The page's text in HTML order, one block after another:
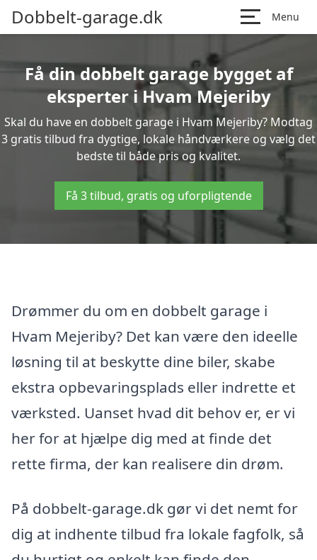
Dobbelt-garage.dk Menu
Få din dobbelt garage bygget af
eksperter i Hvam Mejeriby
Skal du have en dobbelt garage i Hvam Mejeriby? Modtag
3 gratis tilbud fra dygtige, lokale håndværkere og vælg det
bedste til både pris og kvalitet.
Få 3 tilbud, gratis og uforpligtende
Drømmer du om en dobbelt garage i
Hvam Mejeriby? Det kan være den ideelle
løsning til at beskytte dine biler, skabe
ekstra opbevaringsplads eller indrette et
værksted. Uanset hvad dit behov er, er vi
her for at hjælpe dig med at finde det
rette firma, der kan realisere din drøm.
På dobbelt-garage.dk gør vi det nemt for
dig at indhente tilbud fra lokale fagfolk, så